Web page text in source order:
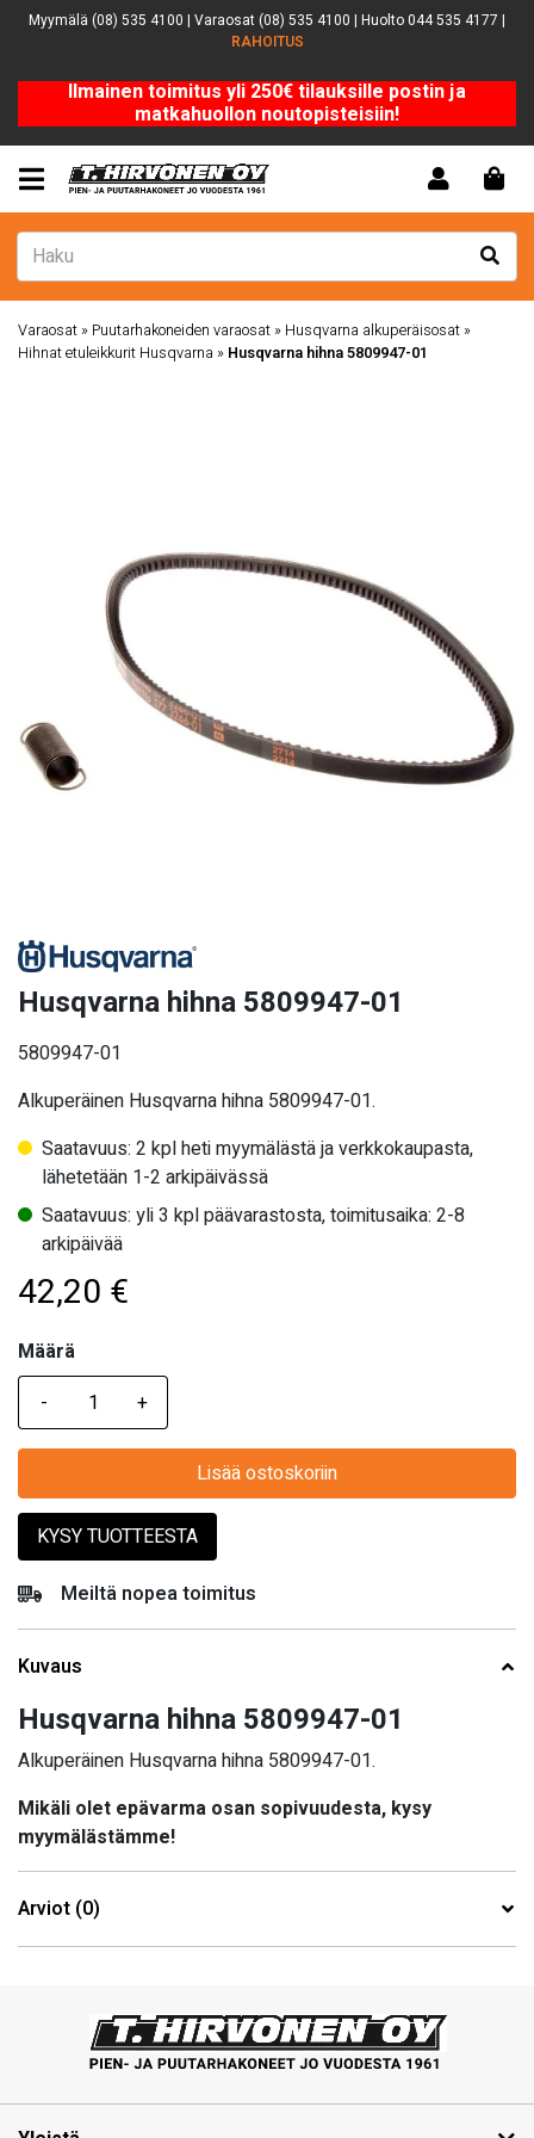
Myymälä (08) 535 4100 | Varaosat (08) 535 4100 | Huolto 044 535 4177 |
RAHOITUS
Ilmainen toimitus yli 250€ tilauksille postin ja
matkahuollon noutopisteisiin!
Varaosat » Puutarhakoneiden varaosat » Husqvarna alkuperäisosat »
Hihnat etuleikkurit Husqvarna » Husqvarna hihna 5809947-01
Husqvarna hihna 5809947-01
5809947-01
Alkuperäinen Husqvarna hihna 5809947-01.
Saatavuus: 2 kpl heti myymälästä ja verkkokaupasta,
lähetetään 1-2 arkipäivässä
Saatavuus: yli 3 kpl päävarastosta, toimitusaika: 2-8
arkipäivää
42,20 €
Määrä
Määrä
Lisää ostoskoriin
KYSY TUOTTEESTA
Meiltä nopea toimitus
Kuvaus
Husqvarna hihna 5809947-01
Alkuperäinen Husqvarna hihna 5809947-01.
Mikäli olet epävarma osan sopivuudesta, kysy
myymälästämme!
Arviot (0)